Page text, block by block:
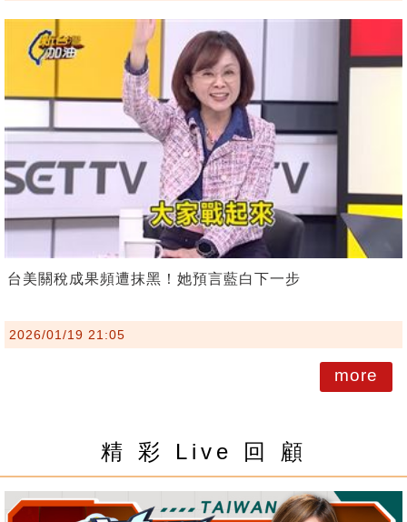
台美關稅成果頻遭抹黑！她預言藍白下一步
2026/01/19 21:05
more
精 彩 Live 回 顧